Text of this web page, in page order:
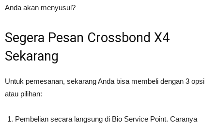
Anda akan menyusul?
Segera Pesan Crossbond X4
Sekarang
Untuk pemesanan, sekarang Anda bisa membeli dengan 3 opsi
atau pilihan:
Pembelian secara langsung di Bio Service Point. Caranya